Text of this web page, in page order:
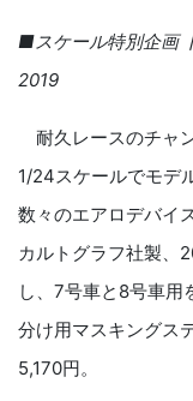
■スケール特別企画
2019
耐久レースのチャ
1/24スケールでモデ
数々のエアロデバイ
カルトグラフ社製、
し、7号車と8号車用
分け用マスキングス
5,170円。